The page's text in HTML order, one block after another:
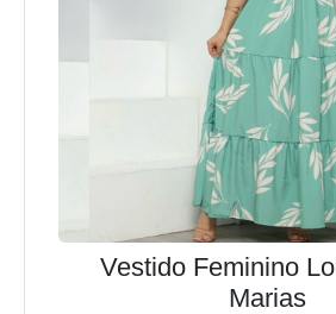
Vestido Feminino
Marias